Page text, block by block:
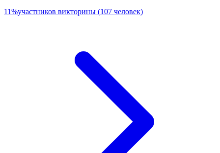
11%участников викторины (107 человек)